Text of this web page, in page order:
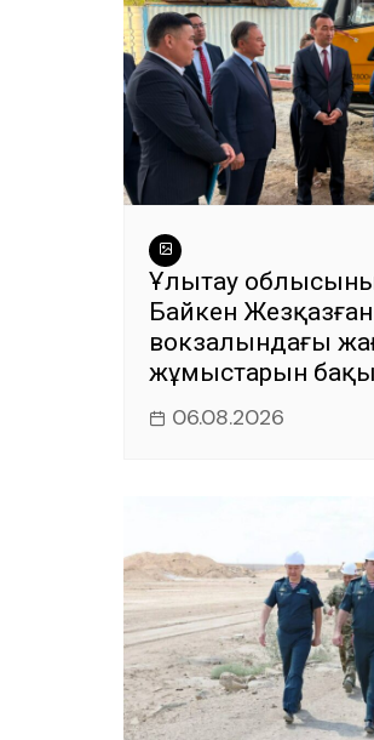
Ұлытау
Байкен
вокзалындағы
жұмыстарын
06.08.2026